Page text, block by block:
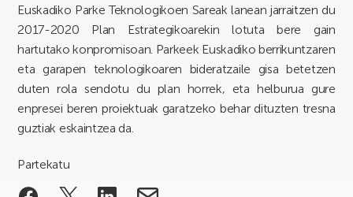
Euskadiko Parke Teknologikoen Sareak lanean jarraitzen du
2017-2020 Plan Estrategikoarekin lotuta bere gain
hartutako konpromisoan. Parkeek Euskadiko berrikuntzaren
eta garapen teknologikoaren bideratzaile gisa betetzen
duten rola sendotu du plan horrek, eta helburua gure
enpresei beren proiektuak garatzeko behar dituzten tresna
guztiak eskaintzea da.
Partekatu